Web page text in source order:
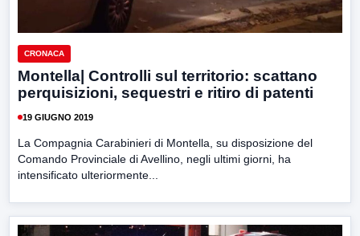
CRONACA
Montella| Controlli sul territorio: scattano
perquisizioni, sequestri e ritiro di patenti
19 GIUGNO 2019
La Compagnia Carabinieri di Montella, su disposizione del
Comando Provinciale di Avellino, negli ultimi giorni, ha
intensificato ulteriormente...